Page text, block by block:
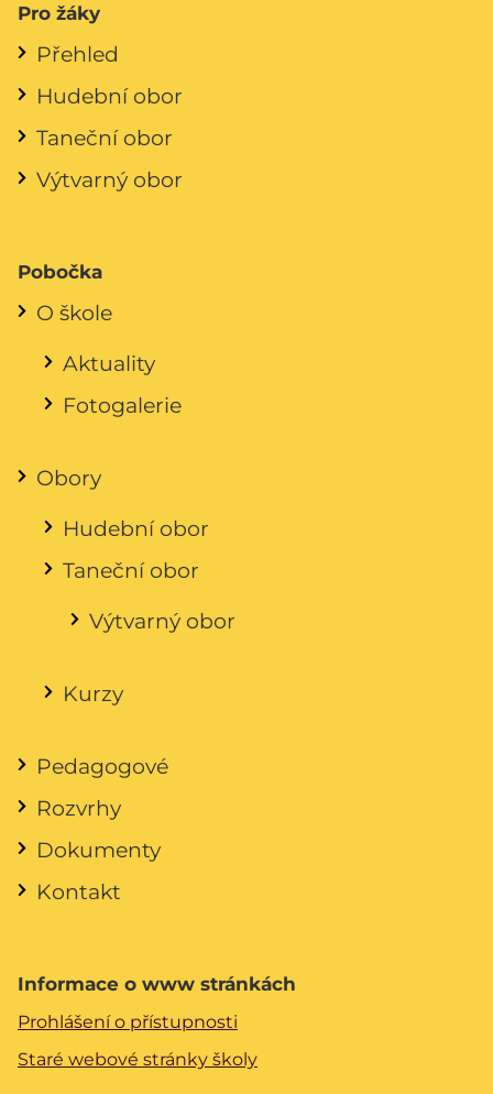
Pro žáky
Přehled
Hudební obor
Taneční obor
Výtvarný obor
Pobočka
O škole
Aktuality
Fotogalerie
Obory
Hudební obor
Taneční obor
Výtvarný obor
Kurzy
Pedagogové
Rozvrhy
Dokumenty
Kontakt
Informace o www stránkách
Prohlášení o přístupnosti
Staré webové stránky školy